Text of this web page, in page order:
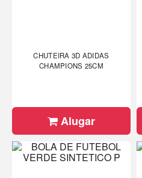
CHUTEIRA 3D ADIDAS
CHAMPIONS 25CM
Alugar